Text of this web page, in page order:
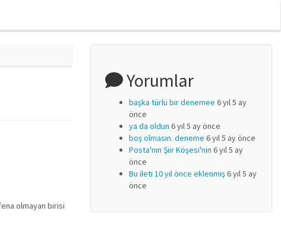
olmayan birisi
Yorumlar
başka türlü bir denemee 6 yıl 5 ay
önce
ya da oldun 6 yıl 5 ay önce
boş olmasın. deneme 6 yıl 5 ay önce
Posta'nın Şiir Köşesi'nin 6 yıl 5 ay
önce
Bu ileti 10 yıl önce eklenmiş6 yıl 5 ay
önce